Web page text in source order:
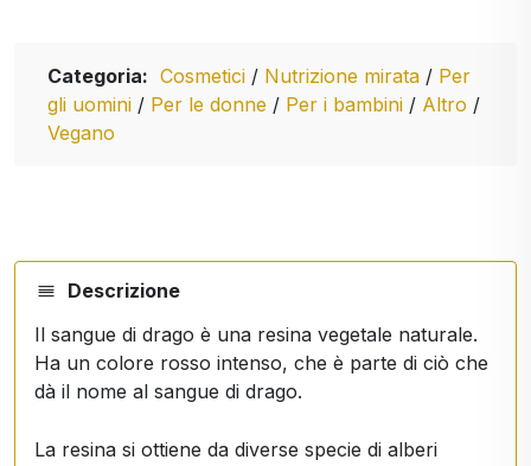
Categoria: Cosmetici / Nutrizione mirata / Per
gli uomini / Per le donne / Per i bambini / Altro /
Vegano
Descrizione
Il sangue di drago è una resina vegetale naturale.
Ha un colore rosso intenso, che è parte di ciò che
dà il nome al sangue di drago.
La resina si ottiene da diverse specie di alberi